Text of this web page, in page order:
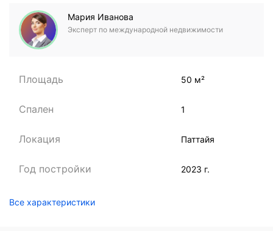
Мария Иванова
Эксперт по международной недвижимости
Площадь 50 м²
Спален 1
Локация Паттайя
Год постройки 2023 г.
Все характеристики